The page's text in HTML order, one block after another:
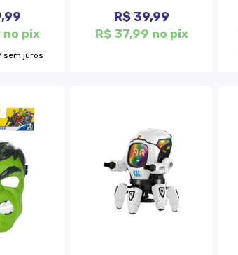
no pix
sem juros
R$ 39,99
R$ 37,99 no pix